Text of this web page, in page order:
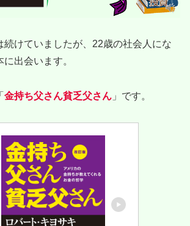
続けていましたが、22歳の社会人にな
出会います。
金持ち父さん貧乏父さん 」です。